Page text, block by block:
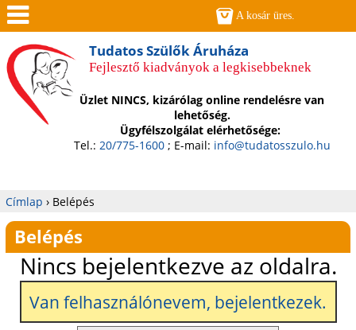
Jump to navigation
Tudatos Szülők Áruháza
Fejlesztő kiadványok a legkisebbeknek
Üzlet NINCS, kizárólag online rendelésre van
lehetőség.
Ügyfélszolgálat elérhetősége:
Tel.: 20/775-1600; E-mail: info@tudatosszulo.hu
Jelenlegi
hely
Címlap › Belépés
Belépés
Nincs bejelentkezve az oldalra.
Van felhasználónevem, bejelentkezek.
A kosár üres.
Men
ü